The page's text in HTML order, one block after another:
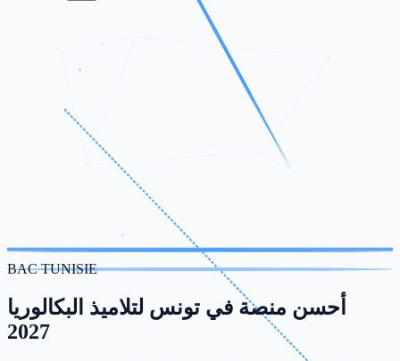
BAC TUNISIE
أحسن منصة في تونس لتلاميذ البكالوريا
2027